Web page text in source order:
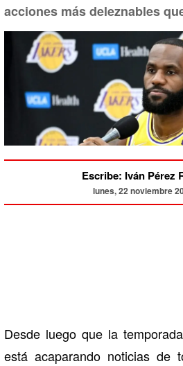
acciones más deleznables
Escribe: Iván Pérez
lunes, 22 noviembre
Desde luego que la
está acaparando noticias de